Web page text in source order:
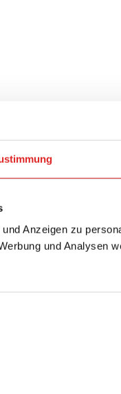
Anzeigen zu
und Analysen